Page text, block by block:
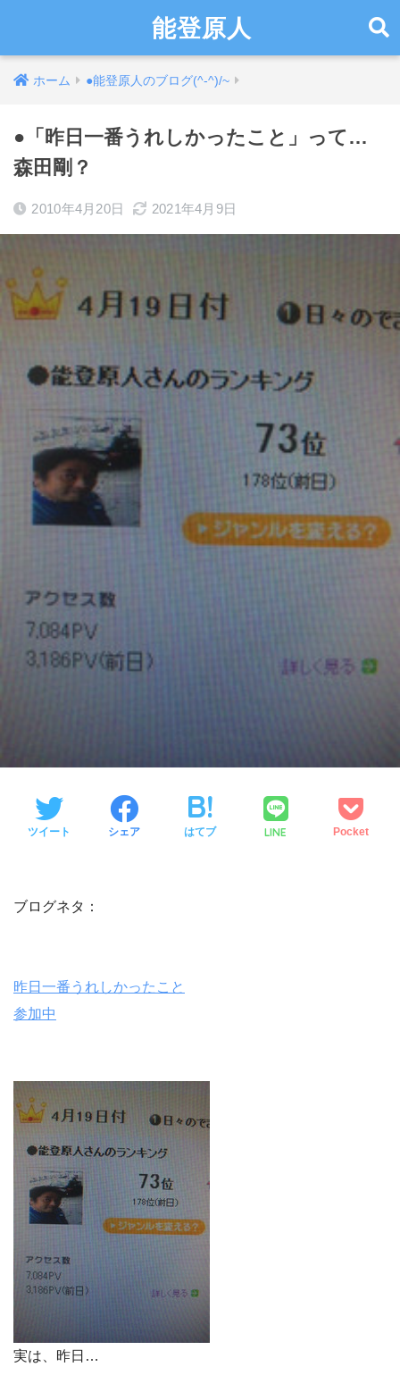
能登原人
ホーム ●能登原人のブログ(^-^)/~
●「昨日一番うれしかったこと」って…
森田剛？
2010年4月20日 2021年4月9日
ツイート シェア はてブ LINE Pocket
ブログネタ：
昨日一番うれしかったこと
参加中
実は、昨日…